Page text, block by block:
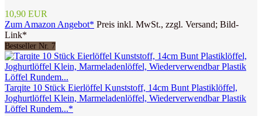
10,90 EUR
Zum Amazon Angebot* Preis inkl. MwSt., zzgl. Versand; Bild-
Link*
Bestseller Nr. 7
Tarqite 10 Stück Eierlöffel Kunststoff, 14cm Bunt Plastiklöffel,
Joghurtlöffel Klein, Marmeladenlöffel, Wiederverwendbar Plastik
Löffel Rundem...*